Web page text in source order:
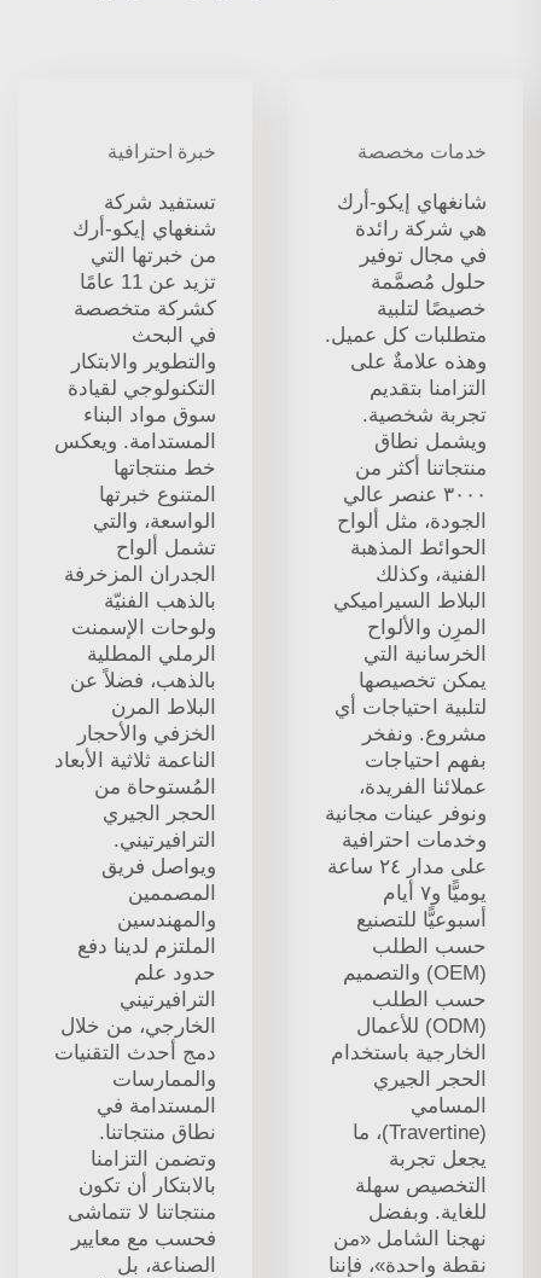
خدمات مخصصة
شانغهاي إيكو-أرك
هي شركة رائدة
في مجال توفير
حلول مُصمَّمة
خصيصًا لتلبية
متطلبات كل عميل.
وهذه علامةٌ على
التزامنا بتقديم
تجربة شخصية.
ويشمل نطاق
منتجاتنا أكثر من
٣٠٠٠ عنصر عالي
الجودة، مثل ألواح
الحوائط المذهبة
الفنية، وكذلك
البلاط السيراميكي
المرِن والألواح
الخرسانية التي
يمكن تخصيصها
لتلبية احتياجات أي
مشروع. ونفخر
بفهم احتياجات
عملائنا الفريدة،
ونوفر عينات مجانية
وخدمات احترافية
على مدار ٢٤ ساعة
يوميًّا و٧ أيام
أسبوعيًّا للتصنيع
حسب الطلب
(OEM) والتصميم
حسب الطلب
(ODM) للأعمال
الخارجية باستخدام
الحجر الجيري
المسامي
(Travertine)، ما
يجعل تجربة
التخصيص سهلة
للغاية. وبفضل
نهجنا الشامل «من
نقطة واحدة»، فإننا
خبرة احترافية
تستفيد شركة
شنغهاي إيكو-أرك
من خبرتها التي
تزيد عن 11 عامًا
كشركة متخصصة
في البحث
والتطوير والابتكار
التكنولوجي لقيادة
سوق مواد البناء
المستدامة. ويعكس
خط منتجاتها
المتنوع خبرتها
الواسعة، والتي
تشمل ألواح
الجدران المزخرفة
بالذهب الفنيّة
ولوحات الإسمنت
الرملي المطلية
بالذهب، فضلاً عن
البلاط المرن
الخزفي والأحجار
الناعمة ثلاثية الأبعاد
المُستوحاة من
الحجر الجيري
الترافيرتيني.
ويواصل فريق
المصممين
والمهندسين
الملتزم لدينا دفع
حدود علم
الترافيرتيني
الخارجي، من خلال
دمج أحدث التقنيات
والممارسات
المستدامة في
نطاق منتجاتنا.
وتضمن التزامنا
بالابتكار أن تكون
منتجاتنا لا تتماشى
فحسب مع معايير
الصناعة، بل